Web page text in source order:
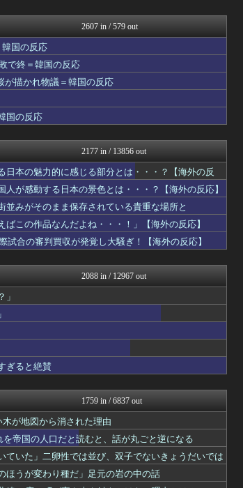
世界はグーチョキパー
ろ...
海外さんいらっしゃい 海外...
外の...
海外の反応ジャーナル
は両...
じゃぽにか反応帳
5...
HANO-K
の...
る映...
Ask Reddit まと...
...
の...
海外のお前ら 海外の反応
...
海外の反応スポーツ
まるっと翻訳
籍し...
ボールパーク速報 海外の反...
車が...
QQQ(海外の反応)
わーすぽ 海外の反応
JDM速報 海外の反応
かんにゅー -韓国の反応-
コリアル
NO FOOTY NO L...
【タ...
タイの反応 タイコエ
こう...
海外トークログ
緒...
返...
Ask Reddit まと...
M...
ボールパーク速報 海外の反...
も...
マニア・オブ・フットボール...
...
ワールドサッカーファン 海...
ワー...
世界の憂鬱 海外・韓国の反...
まるっと翻訳
）
海外さんいらっしゃい 海外...
2607 in / 579 out
国の反応
で終＝韓国の反応
描かれ物議＝韓国の反応
国の反応
2177 in / 13856 out
本の魅力的に感じる部分とは・・・？【海外の反
が感動する日本の景色とは・・・？【海外の反応】
みがそのまま保存されている貴重な場所と
この作品なんだよね・・・！」【海外の反応】
合の審判買収が発覚し大騒ぎ！【海外の反応】
2088 in / 12967 out
ぎると絶賛
1759 in / 6837 out
が地図から消された理由
帝国の人口だと読むと、話が丸ごと逆になる
ていた」二卵性では並び、双子でないきょうだいでは
ほうが変わり種だ」足元の岩の中の話